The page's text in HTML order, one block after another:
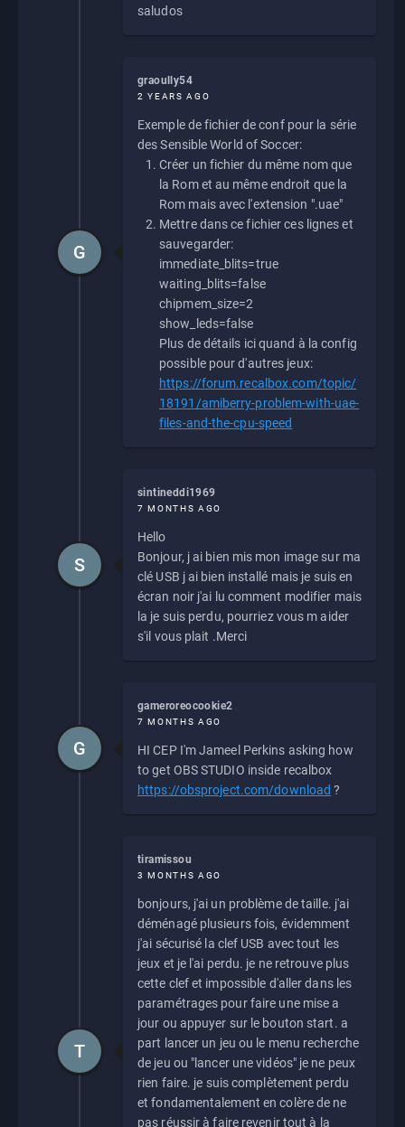
saludos
graoully54
2 YEARS AGO
Exemple de fichier de conf pour la série
des Sensible World of Soccer:
Créer un fichier du même nom que
la Rom et au même endroit que la
Rom mais avec l'extension ".uae"
Mettre dans ce fichier ces lignes et
sauvegarder:
immediate_blits=true
waiting_blits=false
chipmem_size=2
show_leds=false
Plus de détails ici quand à la config
possible pour d'autres jeux:
https://forum.recalbox.com/topic/
18191/amiberry-problem-with-uae-
files-and-the-cpu-speed
G
sintineddi1969
7 MONTHS AGO
Hello
Bonjour, j ai bien mis mon image sur ma
clé USB j ai bien installé mais je suis en
écran noir j'ai lu comment modifier mais
la je suis perdu, pourriez vous m aider
s'il vous plait .Merci
S
gameroreocookie2
7 MONTHS AGO
HI CEP I'm Jameel Perkins asking how
to get OBS STUDIO inside recalbox
https://obsproject.com/download ?
G
tiramissou
3 MONTHS AGO
bonjours, j'ai un problème de taille. j'ai
déménagé plusieurs fois, évidemment
j'ai sécurisé la clef USB avec tout les
jeux et je l'ai perdu. je ne retrouve plus
cette clef et impossible d'aller dans les
paramétrages pour faire une mise a
jour ou appuyer sur le bouton start. a
part lancer un jeu ou le menu recherche
de jeu ou "lancer une vidéos" je ne peux
rien faire. je suis complètement perdu
et fondamentalement en colère de ne
pas réussir à faire revenir tout à la
T